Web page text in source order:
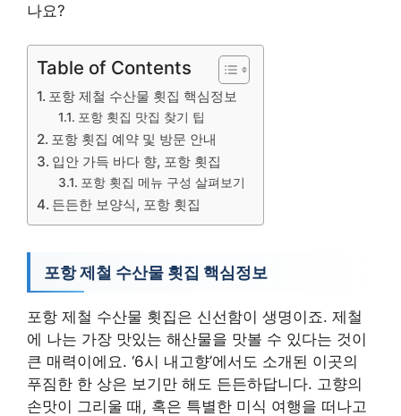
나요?
Table of Contents
포항 제철 수산물 횟집 핵심정보
포항 횟집 맛집 찾기 팁
포항 횟집 예약 및 방문 안내
입안 가득 바다 향, 포항 횟집
포항 횟집 메뉴 구성 살펴보기
든든한 보양식, 포항 횟집
포항 제철 수산물 횟집 핵심정보
포항 제철 수산물 횟집은 신선함이 생명이죠. 제철
에 나는 가장 맛있는 해산물을 맛볼 수 있다는 것이
큰 매력이에요. ‘6시 내고향’에서도 소개된 이곳의
푸짐한 한 상은 보기만 해도 든든하답니다. 고향의
손맛이 그리울 때, 혹은 특별한 미식 여행을 떠나고